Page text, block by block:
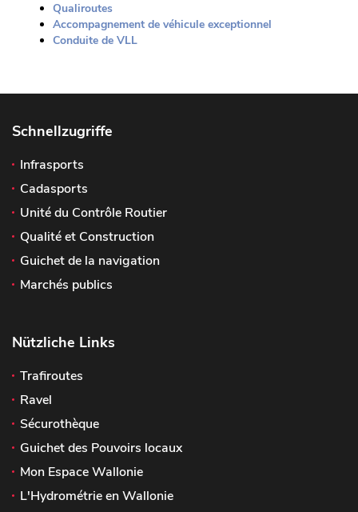
Qualiroutes
Accompagnement de véhicule exceptionnel
Conduite de VLL
Schnellzugriffe
Infrasports
Cadasports
Unité du Contrôle Routier
Qualité et Construction
Guichet de la navigation
Marchés publics
Nützliche Links
Trafiroutes
Ravel
Sécurothèque
Guichet des Pouvoirs locaux
Mon Espace Wallonie
L'Hydrométrie en Wallonie